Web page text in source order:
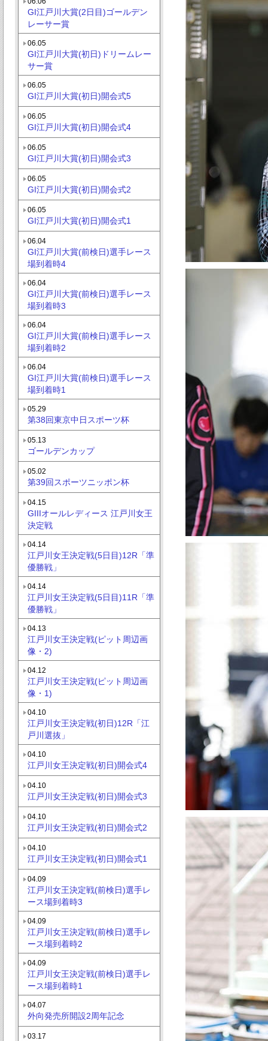
GI江戸川大賞(2日目)ゴールデン
レーサー賞
06.05
GI江戸川大賞(初日)ドリームレー
サー賞
06.05
GI江戸川大賞(初日)開会式5
06.05
GI江戸川大賞(初日)開会式4
06.05
GI江戸川大賞(初日)開会式3
06.05
GI江戸川大賞(初日)開会式2
06.05
GI江戸川大賞(初日)開会式1
06.04
GI江戸川大賞(前検日)選手レース
場到着時4
06.04
GI江戸川大賞(前検日)選手レース
場到着時3
06.04
GI江戸川大賞(前検日)選手レース
場到着時2
06.04
GI江戸川大賞(前検日)選手レース
場到着時1
05.29
第38回東京中日スポーツ杯
05.13
ゴールデンカップ
05.02
第39回スポーツニッポン杯
04.15
GIIIオールレディース 江戸川女王
決定戦
04.14
江戸川女王決定戦(5日目)12R「準
優勝戦」
04.14
江戸川女王決定戦(5日目)11R「準
優勝戦」
04.13
江戸川女王決定戦(ピット周辺画
像・2)
04.12
江戸川女王決定戦(ピット周辺画
像・1)
04.10
江戸川女王決定戦(初日)12R「江
戸川選抜」
04.10
江戸川女王決定戦(初日)開会式4
04.10
江戸川女王決定戦(初日)開会式3
04.10
江戸川女王決定戦(初日)開会式2
04.10
江戸川女王決定戦(初日)開会式1
04.09
江戸川女王決定戦(前検日)選手レ
ース場到着時3
04.09
江戸川女王決定戦(前検日)選手レ
ース場到着時2
04.09
江戸川女王決定戦(前検日)選手レ
ース場到着時1
04.07
外向発売所開設2周年記念
03.17